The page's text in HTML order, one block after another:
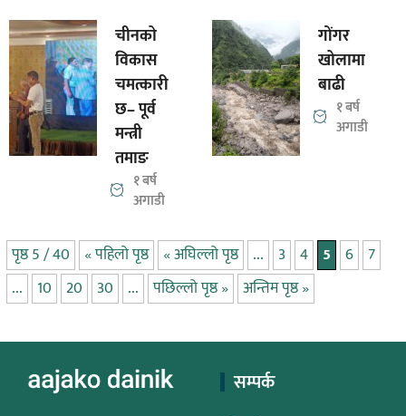
चीनको
विकास
चमत्कारी
छ– पूर्व
मन्त्री
तमाङ
१ बर्ष
अगाडी
गोंगर
खोलामा
बाढी
१ बर्ष
अगाडी
पृष्ठ 5 / 40 « पहिलो पृष्ठ « अघिल्लो पृष्ठ ... 3 4 5 6
7
...
10 20 30 ... पछिल्लो पृष्ठ » अन्तिम पृष्ठ »
सम्पर्क